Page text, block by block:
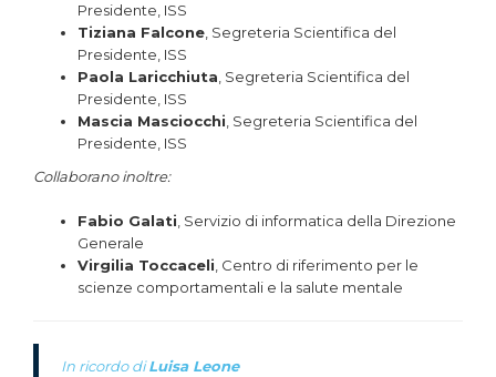
Presidente, ISS
Tiziana Falcone , Segreteria Scientifica del
Presidente, ISS
Paola Laricchiuta , Segreteria Scientifica del
Presidente, ISS
Mascia Masciocchi , Segreteria Scientifica del
Presidente, ISS
Collaborano inoltre:
Fabio Galati , Servizio di informatica della Direzione
Generale
Virgilia Toccaceli , Centro di riferimento per le
scienze comportamentali e la salute mentale
In ricordo diLuisa Leone